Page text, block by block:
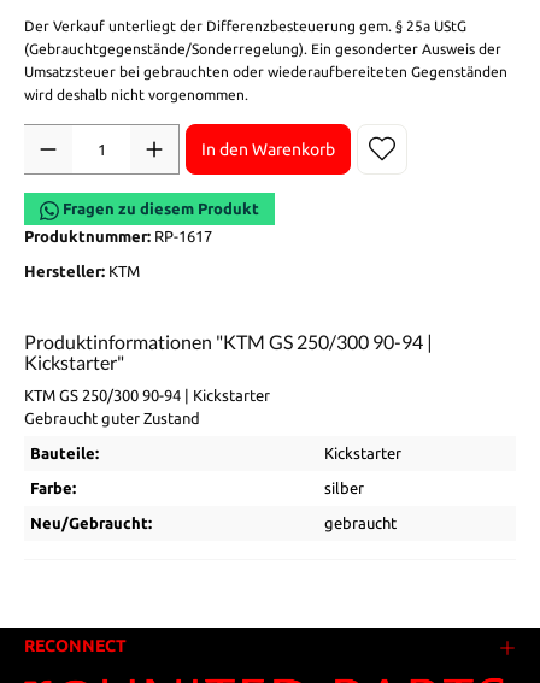
Der Verkauf unterliegt der Differenzbesteuerung gem. § 25a UStG
(Gebrauchtgegenstände/Sonderregelung). Ein gesonderter Ausweis der
Umsatzsteuer bei gebrauchten oder wiederaufbereiteten Gegenständen
wird deshalb nicht vorgenommen.
In den Warenkorb
Fragen zu diesem Produkt
Produktnummer: RP-1617
Hersteller: KTM
Produktinformationen "KTM GS 250/300 90-94 |
Kickstarter"
KTM GS 250/300 90-94 | Kickstarter
Gebraucht guter Zustand
Bauteile: Kickstarter
Farbe: silber
Neu/Gebraucht: gebraucht
RECONNECT